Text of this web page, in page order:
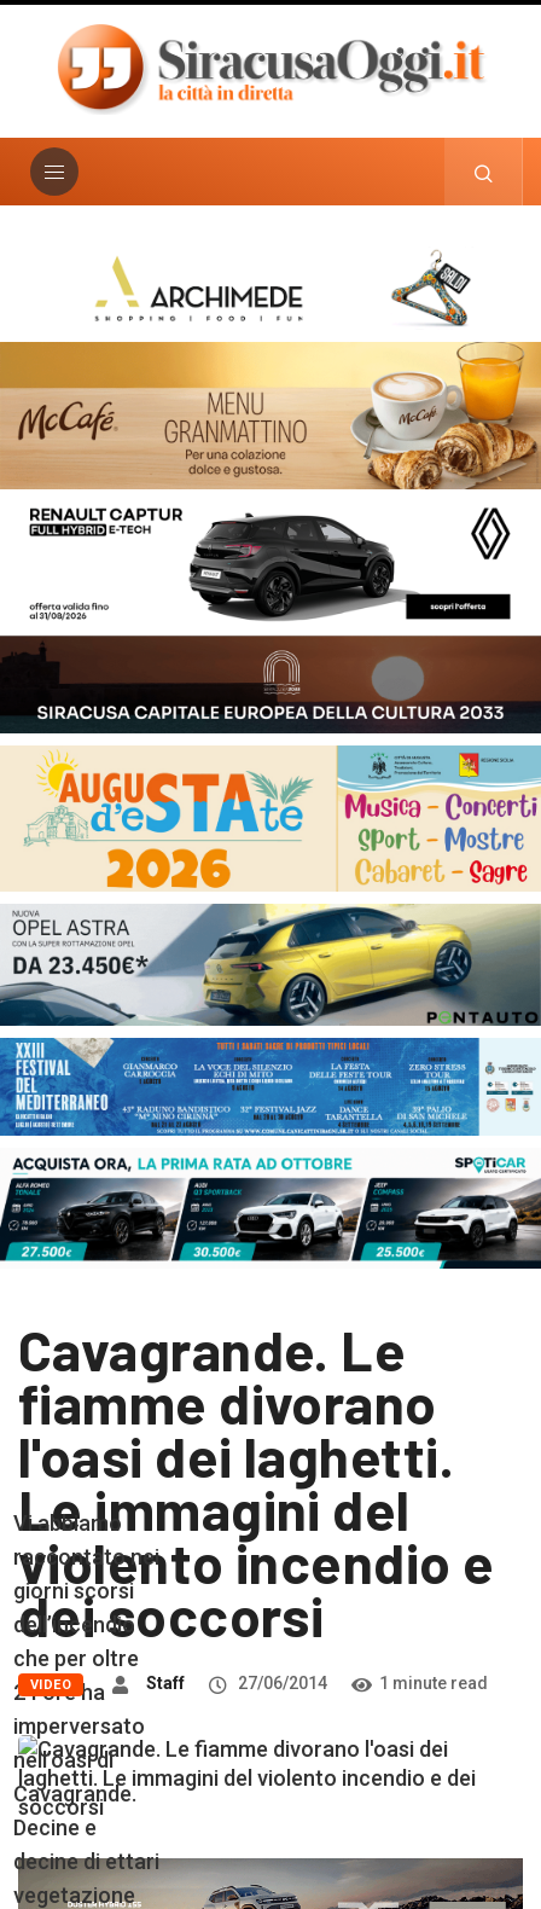
Cavagrande. Le
fiamme divorano
l'oasi dei laghetti.
Le immagini del
violento incendio e
dei soccorsi
VIDEO Staff 27/06/2014 1 minute read
Vi abbiamo
raccontato nei
giorni scorsi
dell’incendio
che per oltre
24 ore ha
imperversato
nell’oasi di
Cavagrande.
Decine e
decine di ettari
vegetazione